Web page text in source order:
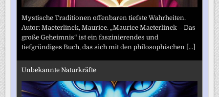
Mystische Traditionen offenbaren tiefste Wahrheiten.
Autor: Maeterlinck, Maurice. „Maurice Maeterlinck – Das
große Geheimnis“ ist ein faszinierendes und
tiefgründiges Buch, das sich mit den philosophischen [...]
Unbekannte Naturkräfte